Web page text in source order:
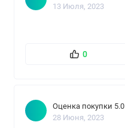
13 Июля, 2023
0
Оценка покупки 5.0
28 Июня, 2023